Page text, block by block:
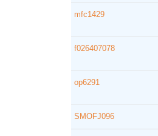
mfc1429
f026407078
op6291
SMOFJ096